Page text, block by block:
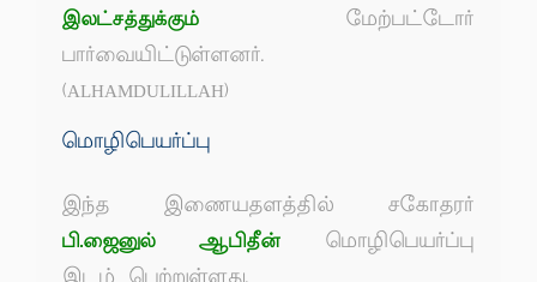
இலட்சத்துக்கும்
மேற்பட்டோர்
பார்வையிட்டுள்ளனர்.
(ALHAMDULILLAH)
மொழிபெயர்ப்பு
இந்த இணையதளத்தில் சகோதரர்
பி.ஜைனுல் ஆபிதீன்
மொழிபெயர்ப்பு